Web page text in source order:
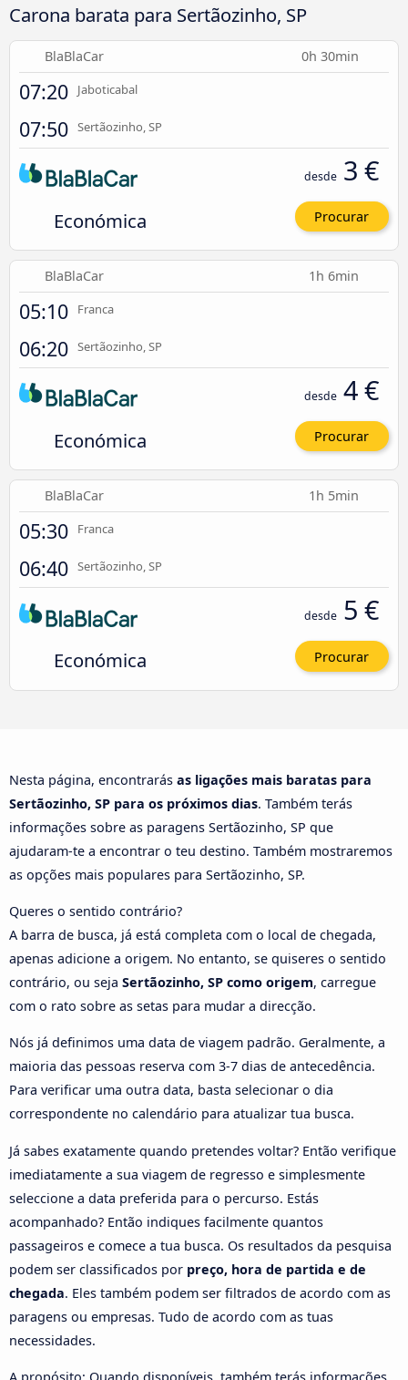
Carona barata para Sertãozinho, SP
BlaBlaCar 0h 30min
07:20 Jaboticabal
07:50 Sertãozinho, SP
Económica
desde 3 €
Procurar
BlaBlaCar 1h 6min
05:10 Franca
06:20 Sertãozinho, SP
Económica
desde 4 €
Procurar
BlaBlaCar 1h 5min
05:30 Franca
06:40 Sertãozinho, SP
Económica
desde 5 €
Procurar
Nesta página, encontrarás as ligações mais baratas para
Sertãozinho, SP para os próximos dias. Também terás
informações sobre as paragens Sertãozinho, SP que
ajudaram-te a encontrar o teu destino. Também mostraremos
as opções mais populares para Sertãozinho, SP.
Queres o sentido contrário?
A barra de busca, já está completa com o local de chegada,
apenas adicione a origem. No entanto, se quiseres o sentido
contrário, ou seja Sertãozinho, SP como origem, carregue
com o rato sobre as setas para mudar a direcção.
Nós já definimos uma data de viagem padrão. Geralmente, a
maioria das pessoas reserva com 3-7 dias de antecedência.
Para verificar uma outra data, basta selecionar o dia
correspondente no calendário para atualizar tua busca.
Já sabes exatamente quando pretendes voltar? Então verifique
imediatamente a sua viagem de regresso e simplesmente
seleccione a data preferida para o percurso. Estás
acompanhado? Então indiques facilmente quantos
passageiros e comece a tua busca. Os resultados da pesquisa
podem ser classificados por preço, hora de partida e de
chegada. Eles também podem ser filtrados de acordo com as
paragens ou empresas. Tudo de acordo com as tuas
necessidades.